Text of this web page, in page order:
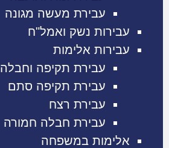
עבירת מעשה מגונה
עבירות נשק ואמל"ח
עבירות אלימות
עבירת תקיפה וחבלה
עבירת תקיפה סתם
עבירת רצח
עבירת חבלה חמורה
אלימות במשפחה